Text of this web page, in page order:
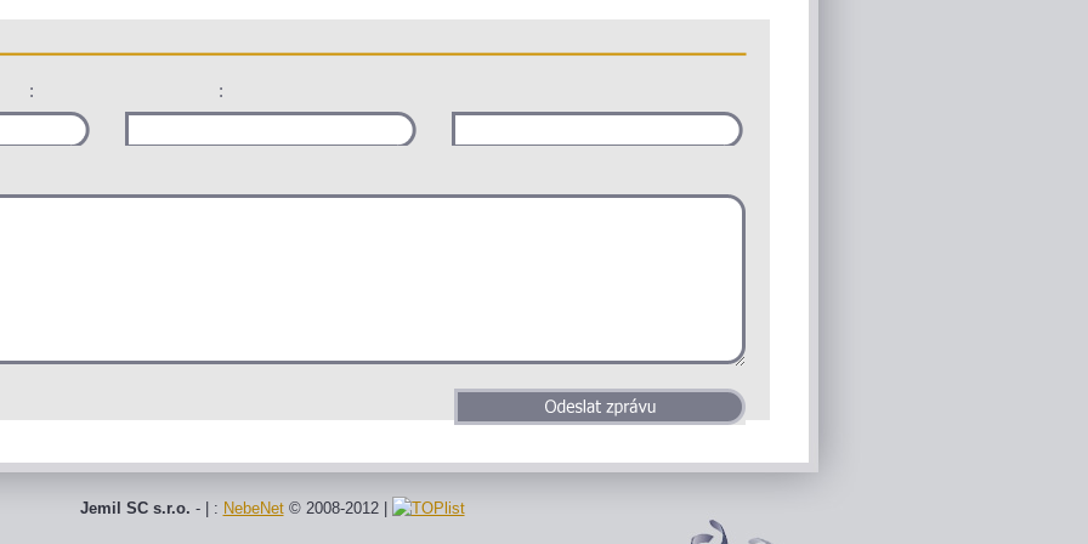
: :
Jemil SC s.r.o. - | : NebeNet © 2008-2012